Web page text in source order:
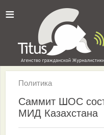
≡
Политика
Саммит ШОС
МИД Казахстана